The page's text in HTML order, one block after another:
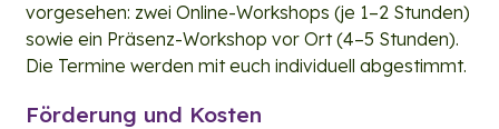
vorgesehen: zwei Online-Workshops (je 1–2 Stunden)
sowie ein Präsenz-Workshop vor Ort (4–5 Stunden).
Die Termine werden mit euch individuell abgestimmt.
Förderung und Kosten